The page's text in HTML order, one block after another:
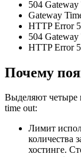
504
Gateway
HTTP Error
504 Gateway
HTTP Error
Почему
Выделяют четыре
time out:
Лимит
количества
хостинге.